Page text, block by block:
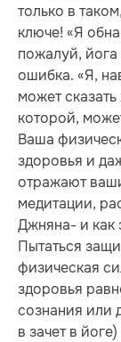
только в
ключе! «Я
пожалуй, йога
ошибка. «Я,
может
которой,
Ваша
здоровья и
отражают
медитации,
Джняна- и как
Пытаться
физическая
здоровья
сознания или
в зачет в